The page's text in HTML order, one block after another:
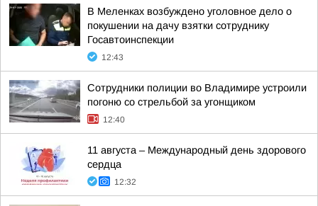
В Меленках возбуждено уголовное дело о
покушении на дачу взятки сотруднику
Госавтоинспекции
12:43
Сотрудники полиции во Владимире устроили
погоню со стрельбой за угонщиком
12:40
11 августа – Международный день здорового
сердца
12:32